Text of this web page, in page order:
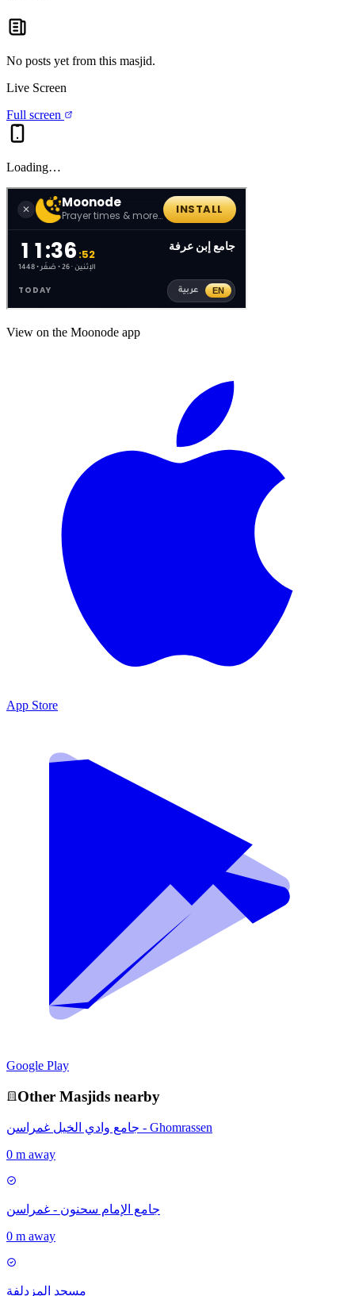
No posts yet from this masjid.
Live Screen
Full screen
Loading…
View on the Moonode app
App Store
Google Play
Other Masjids nearby
جامع وادي الخيل غمراسن - Ghomrassen
0 m away
جامع الإمام سحنون - غمراسن
0 m away
مسجد المزدلفة